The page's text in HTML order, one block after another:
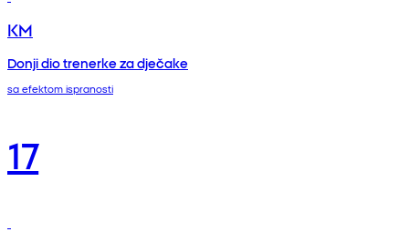
KM
Donji dio trenerke za dječake
sa efektom ispranosti
17